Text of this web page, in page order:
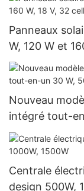
Panneaux
W, 120 W et
systèmes
Nouveau
intégré tout-
IP66, pour
Centrale
design 500W,